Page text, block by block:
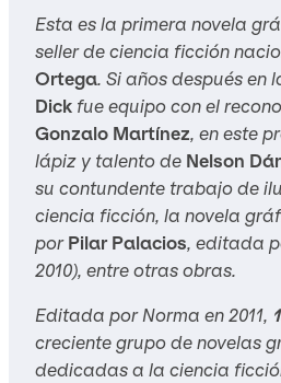
Esta es la primera novela
seller de ciencia ficción
Ortega. Si años después en
Dick fue equipo con el
Gonzalo Martínez, en este
lápiz y talento de Nelson
su contundente trabajo de
ciencia ficción, la novela
porPilar Palacios, editada
2010), entre otras obras.
Editada por Norma en 2011,
creciente grupo de novelas
dedicadas a la ciencia